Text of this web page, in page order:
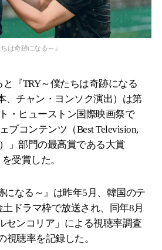
は奇跡になる～』
と『TRY～僕たちは奇跡になる
、チャン・ヨンソク演出）は第
・ヒューストン国際映画祭で
ブコンテンツ（Best Television,
）」部門の最高賞である大賞
を受賞した。
になる～』は昨年5月、韓国のテ
土ドラマ枠で放送され、同年8月
センコリア」による視聴率調査
視聴率を記録した。